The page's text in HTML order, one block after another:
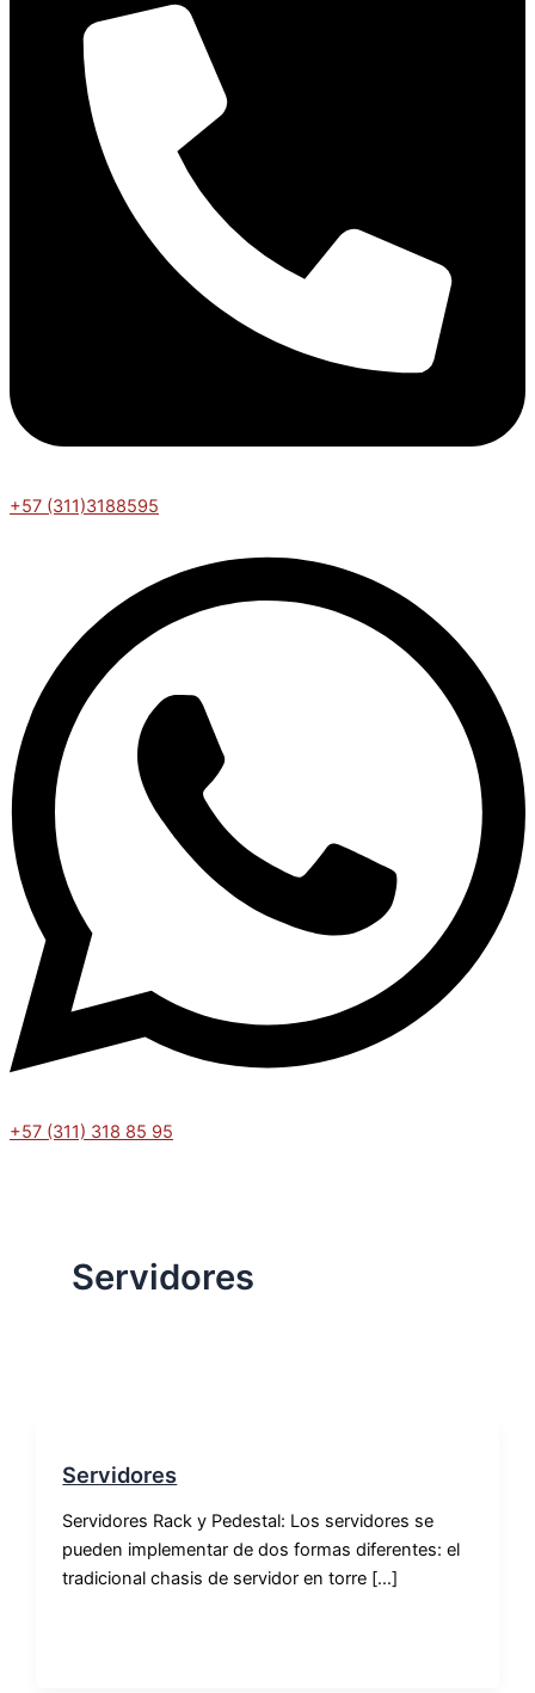
+57 (311)3188595
+57 (311) 318 85 95
Servidores
Servidores
Servidores Rack y Pedestal: Los servidores se
pueden implementar de dos formas diferentes: el
tradicional chasis de servidor en torre […]